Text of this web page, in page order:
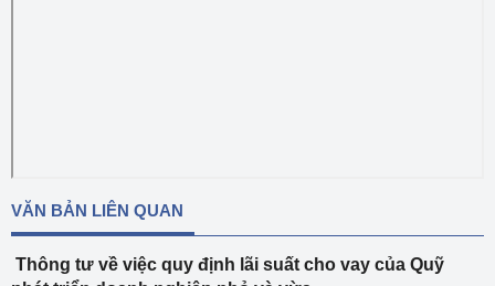
VĂN BẢN LIÊN QUAN
Thông tư về việc quy định lãi suất cho vay của Quỹ